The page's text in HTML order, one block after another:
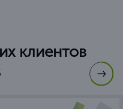
клиентов